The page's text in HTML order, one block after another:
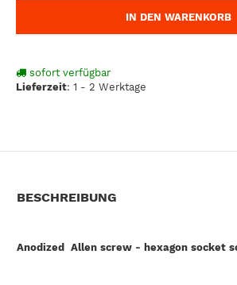
IN DEN WARENKORB
sofort verfügbar
Lieferzeit: 1 - 2 Werktage
BESCHREIBUNG
Anodized Allen screw - hexagon socket